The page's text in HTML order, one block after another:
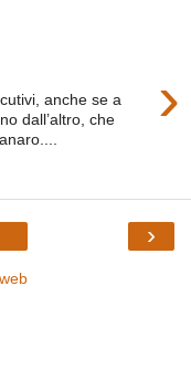
›
anche se a
dall’altro, che
›